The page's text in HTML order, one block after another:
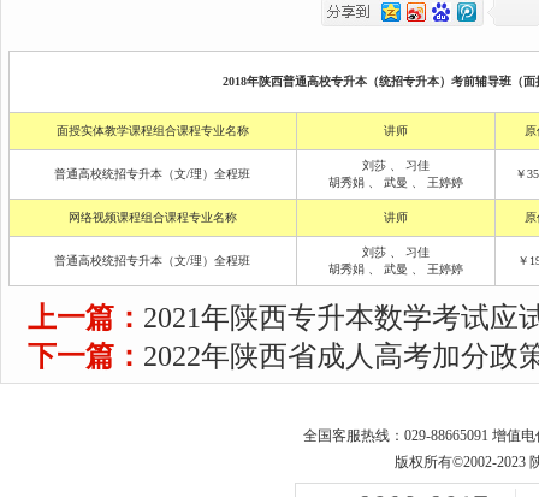
2018年陕西普通高校专升本（统招专升本）考前辅导班（
面授实体教学课程组合课程专业名称 讲师
普通高校统招专升本（文/理）全程班
刘莎
习佳
胡秀娟
武曼 王婷婷
￥
网络视频课程组合课程专业名称 讲师
普通高校统招专升本（文/理）全程班
刘莎
习佳
胡秀娟
武曼 王婷婷
￥
上一篇： 2021年陕西专升本数学考试应
下一篇： 2022年陕西省成人高考加分政
全国客服热线：029-88665091 增值
版权所有©2002-2023